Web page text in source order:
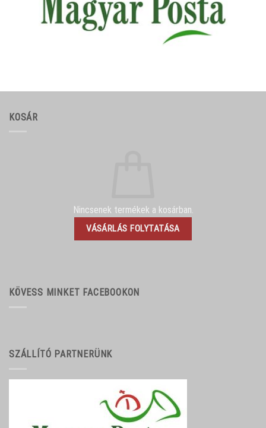
KOSÁR
Nincsenek termékek a kosárban.
VÁSÁRLÁS FOLYTATÁSA
KÖVESS MINKET FACEBOOKON
SZÁLLÍTÓ PARTNERÜNK